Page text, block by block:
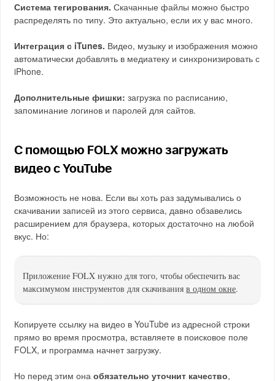
Система тегирования. Скачанные файлы можно быстро
распределять по типу. Это актуально, если их у вас много.
Интеграция с iTunes. Видео, музыку и изображения можно
автоматически добавлять в медиатеку и синхронизировать с
iPhone.
Дополнительные фишки: загрузка по расписанию,
запоминание логинов и паролей для сайтов.
С помощью FOLX можно загружать
видео с YouTube
Возможность не нова. Если вы хоть раз задумывались о
скачивании записей из этого сервиса, давно обзавелись
расширением для браузера, которых достаточно на любой
вкус. Но:
Приложение FOLX нужно для того, чтобы обеспечить вас
максимумом инструментов для скачиванияв одном окне.
Копируете ссылку на видео в YouTube из адресной строки
прямо во время просмотра, вставляете в поисковое поле
FOLX, и программа начнет загрузку.
Но перед этим онаобязательно уточнит качество,